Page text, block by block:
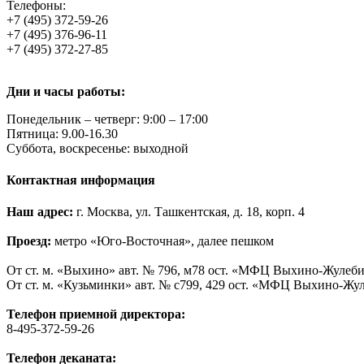
Телефоны:
+7 (495) 372-59-26
+7 (495) 376-96-11
+7 (495) 372-27-85
Дни и часы работы:
Понедельник – четверг: 9:00 – 17:00
Пятница: 9.00-16.30
Суббота, воскресенье: выходной
Контактная информация
Наш адрес: г. Москва, ул. Ташкентская, д. 18, корп. 4
Проезд: метро «Юго-Восточная», далее пешком
От ст. м. «Выхино» авт. № 796, м78 ост. «МФЦ Выхино-
От ст. м. «Кузьминки» авт. № с799, 429 ост. «МФЦ Выхино-
Телефон приемной директора:
8-495-372-59-26
Телефон деканата: